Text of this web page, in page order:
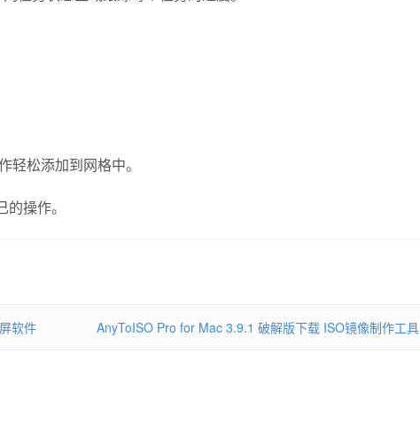
轻松添加到网格中。
操作。
软件 AnyToISO Pro for Mac 3.9.1 破解版下载 ISO镜像制作工具